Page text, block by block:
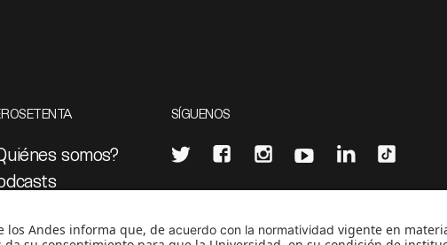
somos?
070
SÍGUENOS